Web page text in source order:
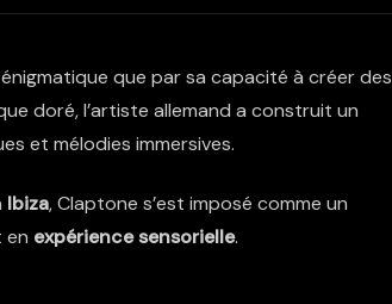
que par sa capacité à créer des
doré, l’artiste allemand a construit un
et mélodies immersives.
Ibiza, Claptone s’est imposé comme un
en expérience sensorielle.